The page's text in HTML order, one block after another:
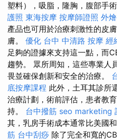
塑料），吸脂，隆胸，腹部手
護照 東海按摩 按摩師證照 外
產品也可用於治療刺激性的皮
膚。 優化 台中 中清路 按摩 經
足夠的證據來支持這一點，而
趨勢。 眾所周知，這些專業人
畏並確保創新和安全的治療。
底按摩課程 此外，土耳其診所
治療計劃，術前評估，患者教
持。 台中撥筋 seo marketing
其，乳房手術成本通常比美國
筋 台中刮痧 除了完全和寬的